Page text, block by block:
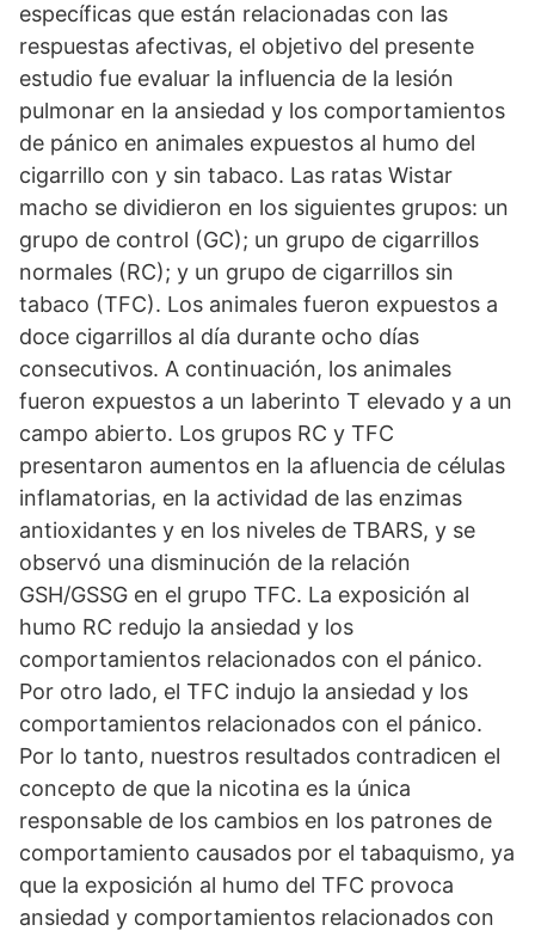
específicas que están relacionadas con las
respuestas afectivas, el objetivo del presente
estudio fue evaluar la influencia de la lesión
pulmonar en la ansiedad y los comportamientos
de pánico en animales expuestos al humo del
cigarrillo con y sin tabaco. Las ratas Wistar
macho se dividieron en los siguientes grupos: un
grupo de control (GC); un grupo de cigarrillos
normales (RC); y un grupo de cigarrillos sin
tabaco (TFC). Los animales fueron expuestos a
doce cigarrillos al día durante ocho días
consecutivos. A continuación, los animales
fueron expuestos a un laberinto T elevado y a un
campo abierto. Los grupos RC y TFC
presentaron aumentos en la afluencia de células
inflamatorias, en la actividad de las enzimas
antioxidantes y en los niveles de TBARS, y se
observó una disminución de la relación
GSH/GSSG en el grupo TFC. La exposición al
humo RC redujo la ansiedad y los
comportamientos relacionados con el pánico.
Por otro lado, el TFC indujo la ansiedad y los
comportamientos relacionados con el pánico.
Por lo tanto, nuestros resultados contradicen el
concepto de que la nicotina es la única
responsable de los cambios en los patrones de
comportamiento causados por el tabaquismo, ya
que la exposición al humo del TFC provoca
ansiedad y comportamientos relacionados con